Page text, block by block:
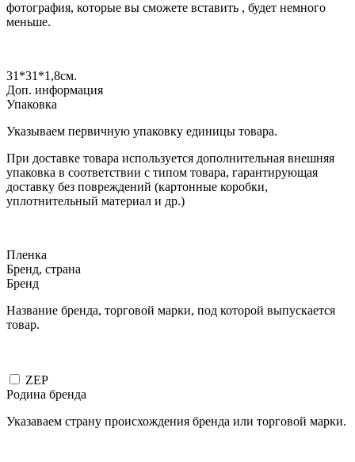
фотография, которые вы сможете вставить , будет немного
меньше.
31*31*1,8см.
Доп. информация
Упаковка
Указываем первичную упаковку единицы товара.
При доставке товара используется дополнительная внешняя
упаковка в соответствии с типом товара, гарантирующая
доставку без повреждений (картонные коробки,
уплотнительный материал и др.)
Пленка
Бренд, страна
Бренд
Название бренда, торговой марки, под которой выпускается
товар.
ZEP
Родина бренда
Указаваем страну происхождения бренда или торговой марки.